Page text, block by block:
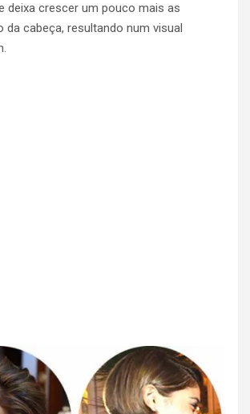
deixa crescer um pouco mais as
da cabeça, resultando num visual